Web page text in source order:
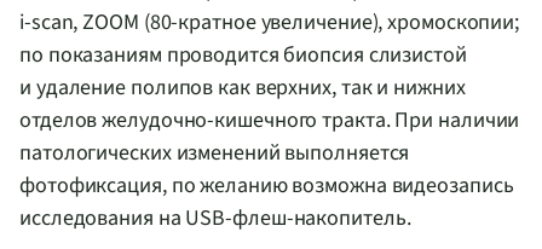
i-scan, ZOOM (80-кратноеувеличение), хромоскопии;
по показаниям проводится биопсия слизистой
и удаление полипов как верхних, так и нижних
отделовжелудочно-кишечного тракта. При наличии
патологических изменений выполняется
фотофиксация, по желанию возможна видеозапись
исследования на USB-флеш-накопитель.